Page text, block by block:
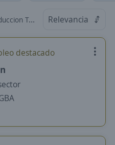
a turnos Relevancia
destacado